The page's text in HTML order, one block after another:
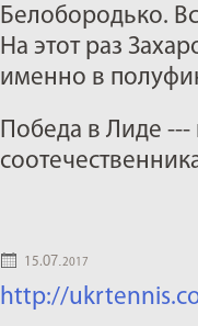
Белобородько.
На этот раз
именно в
Победа в Лиде
15.07.2017
http://